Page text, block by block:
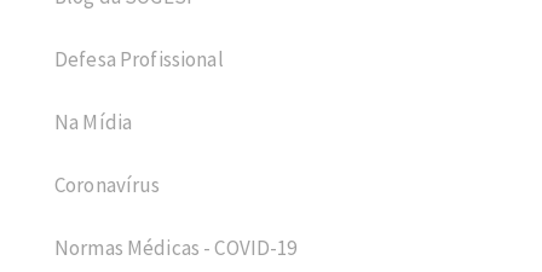
Defesa Profissional
Na Mídia
Coronavírus
Normas Médicas - COVID-19